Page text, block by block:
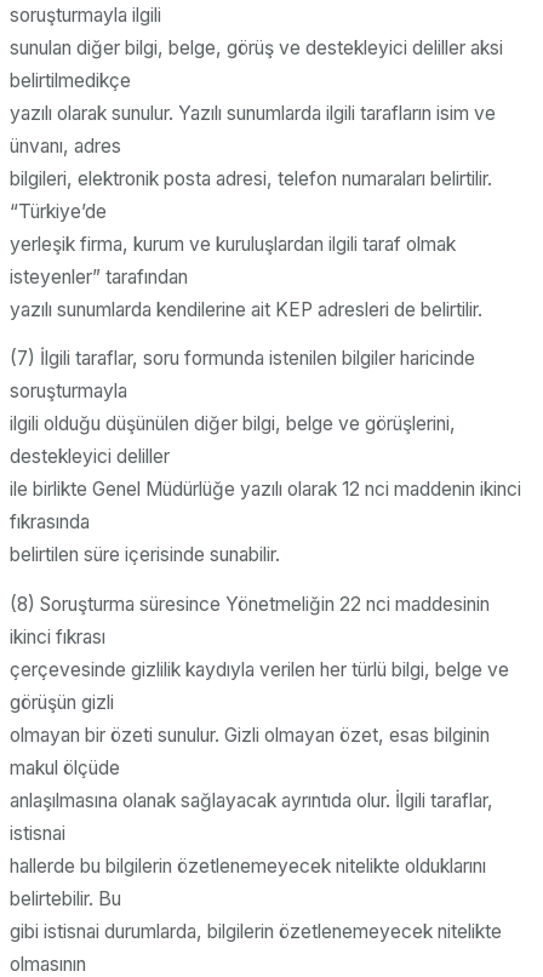
soruşturmayla ilgili
sunulan diğer bilgi, belge, görüş ve destekleyici deliller aksi
belirtilmedikçe
yazılı olarak sunulur. Yazılı sunumlarda ilgili tarafların isim ve
ünvanı, adres
bilgileri, elektronik posta adresi, telefon numaraları belirtilir.
“Türkiye’de
yerleşik firma, kurum ve kuruluşlardan ilgili taraf olmak
isteyenler” tarafından
yazılı sunumlarda kendilerine ait KEP adresleri de belirtilir.
(7) İlgili taraflar, soru formunda istenilen bilgiler haricinde
soruşturmayla
ilgili olduğu düşünülen diğer bilgi, belge ve görüşlerini,
destekleyici deliller
ile birlikte Genel Müdürlüğe yazılı olarak 12 nci maddenin ikinci
fıkrasında
belirtilen süre içerisinde sunabilir.
(8) Soruşturma süresince Yönetmeliğin 22 nci maddesinin
ikinci fıkrası
çerçevesinde gizlilik kaydıyla verilen her türlü bilgi, belge ve
görüşün gizli
olmayan bir özeti sunulur. Gizli olmayan özet, esas bilginin
makul ölçüde
anlaşılmasına olanak sağlayacak ayrıntıda olur. İlgili taraflar,
istisnai
hallerde bu bilgilerin özetlenemeyecek nitelikte olduklarını
belirtebilir. Bu
gibi istisnai durumlarda, bilgilerin özetlenemeyecek nitelikte
olmasının